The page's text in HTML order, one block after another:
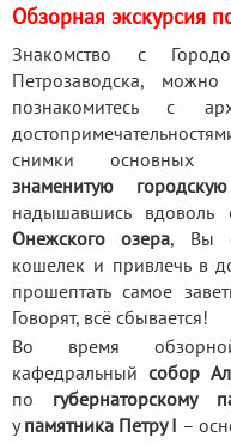
Обзорная экскурсия
Знакомство с
Петрозаводска,
познакомитесь с
снимки основных
знаменитую
надышавшись вдоволь
Онежского озера, Вы
кошелек и привлечь в
прошептать самое
Говорят, всё сбывается!
Во время
кафедральныйсобор
по губернаторскому
упамятника Петру I –